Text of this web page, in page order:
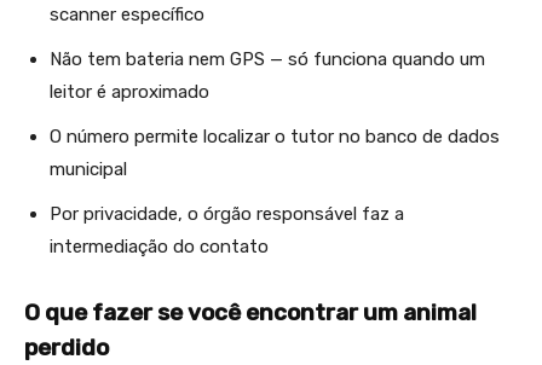
scanner específico
Não tem bateria nem GPS — só funciona quando um
leitor é aproximado
O número permite localizar o tutor no banco de dados
municipal
Por privacidade, o órgão responsável faz a
intermediação do contato
O que fazer se você encontrar um animal
perdido